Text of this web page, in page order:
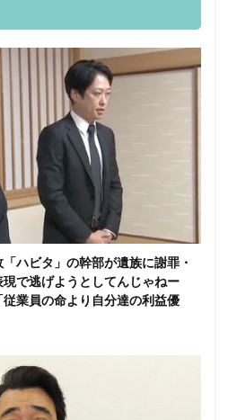
ハビタ」の幹部が遺族に謝罪・
で逃げようとしてんじゃねー
業員の命より自分達の利益優